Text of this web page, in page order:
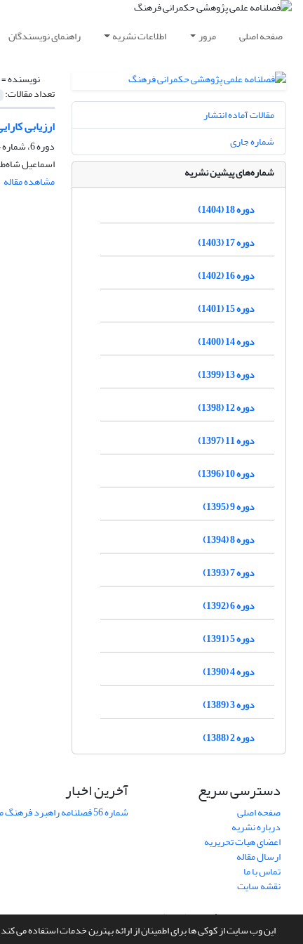
این وب سایت از کوکی ها برای اطمینان از ارائه بهترین خدمات استفاده می
صفحه اصلی مرور اطلاعات نشریه راهنمای نویسندگان
نویسنده =
تعداد مقالات:
ارزیابی
دوره 6، شماره 24، زمستان 1392، صفحه
اسماعیل
مشاهده مقاله
مقالات آماده انتشار
شماره جاری
شماره‌های پیشین نشریه
دوره 18 (1404)
دوره 17 (1403)
دوره 16 (1402)
دوره 15 (1401)
دوره 14 (1400)
دوره 13 (1399)
دوره 12 (1398)
دوره 11 (1397)
دوره 10 (1396)
دوره 9 (1395)
دوره 8 (1394)
دوره 7 (1393)
دوره 6 (1392)
دوره 5 (1391)
دوره 4 (1390)
دوره 3 (1389)
دوره 2 (1388)
دسترسی سریع
صفحه اصلی
درباره نشریه
اعضای هیات تحریریه
ارسال مقاله
تماس با ما
نقشه سایت
آخرین اخبار
شماره 56 فصلنامه راهبرد فرهنگ منتشر شد
سامانه مدیریت نشریات علمی.طراحی و پیاده سازی ازسیناوب